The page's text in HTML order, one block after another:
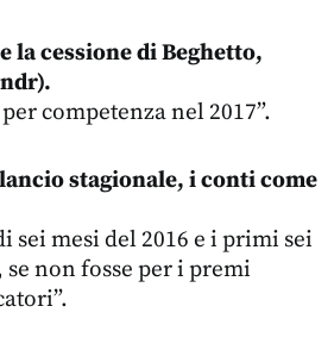
la cessione di Beghetto,
competenza nel 2017”.
stagionale, i conti come
sei mesi del 2016 e i primi sei
non fosse per i premi